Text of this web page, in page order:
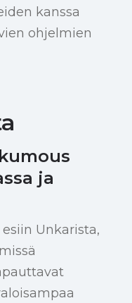
kanssa
ohjelmien
ja
Unkarista,